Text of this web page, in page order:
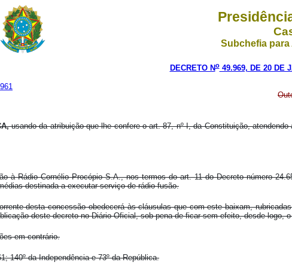
Subchefia
DECRETO No49.969, DE 20 DE
usando da atribuição que lhe confere o art. 87, nº I, da Constituição,
à Rádio Cornélio Procópio S.A., nos termos do art. 11 do Decreto número
destinada a executar serviço de rádio-fusão.
desta concessão obedecerá às cláusulas que com este baixam,
deste decreto no Diário Oficial, sob pena de ficar sem efeito, desde logo,
em contrário.
140º da Independência e 73º da República.